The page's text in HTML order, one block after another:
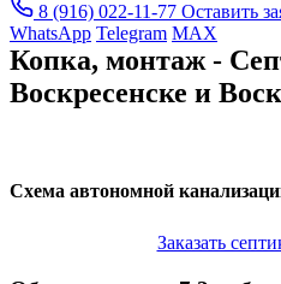
8 (916) 022-11-77 Оставить
WhatsApp Telegram MAX
Копка, монтаж -
Воскресенске и
Схема автономной
Заказать